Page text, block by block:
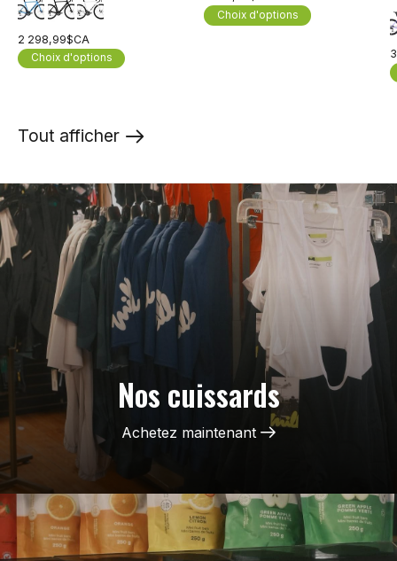
2 298,99$CA
Choix d'options
Choix d'options
Tout afficher
products
Nos cuissards
Achetez maintenant